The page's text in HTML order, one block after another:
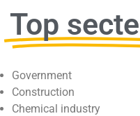
Top
Government
Construction
Chemical industry